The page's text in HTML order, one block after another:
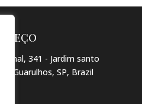
341 - Jardim santo
, Guarulhos, SP, Brazil